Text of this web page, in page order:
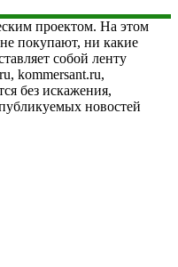
проектом. На этом
покупают, ни какие
собой ленту
kommersant.ru,
без искажения,
публикуемых новостей